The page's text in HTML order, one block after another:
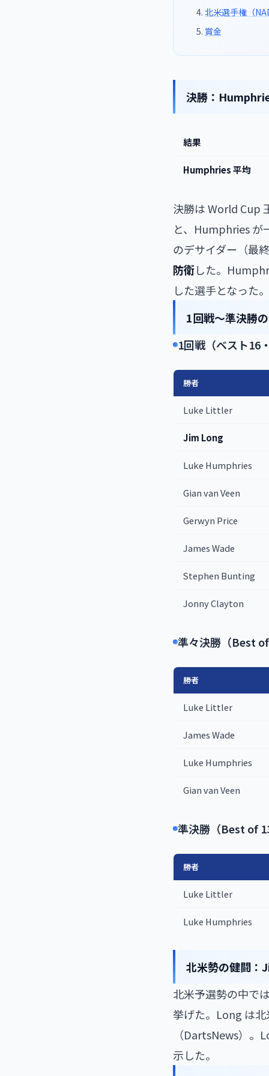
北米選手権（
賞金
決勝：
結果
Humphries 平均
決勝は World Cup
と、Humphries が
のデサイダー（最
防衛した。
した選手となった。
1回戦〜準決勝
1回戦（ベスト16
勝者
Luke Littler
Jim Long
Luke Humphries
Gian van Veen
Gerwyn Price
James Wade
Stephen Bunting
Jonny Clayton
準々決勝（Best
勝者
Luke Littler
James Wade
Luke Humphries
Gian van Veen
準決勝（Best of
勝者
Luke Littler
Luke Humphries
北米勢の健闘：
北米予選勢の中で
挙げた。Long は
（DartsNews）
示した。